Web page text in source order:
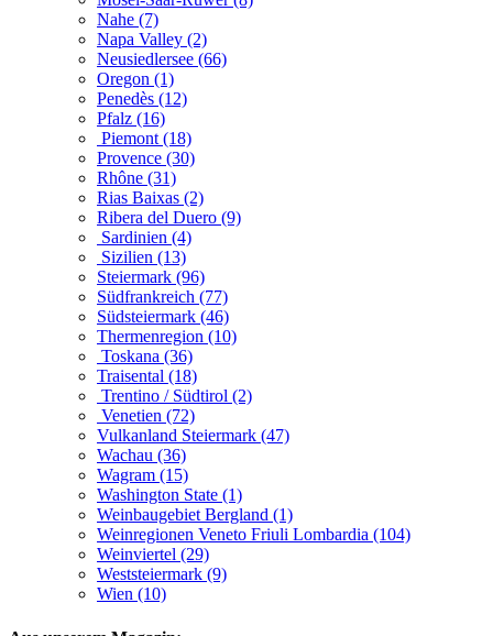
Nahe (7)
Napa Valley (2)
Neusiedlersee (66)
Oregon (1)
Penedès (12)
Pfalz (16)
Piemont (18)
Provence (30)
Rhône (31)
Rias Baixas (2)
Ribera del Duero (9)
Sardinien (4)
Sizilien (13)
Steiermark (96)
Südfrankreich (77)
Südsteiermark (46)
Thermenregion (10)
Toskana (36)
Traisental (18)
Trentino / Südtirol (2)
Venetien (72)
Vulkanland Steiermark (47)
Wachau (36)
Wagram (15)
Washington State (1)
Weinbaugebiet Bergland (1)
Weinregionen Veneto Friuli Lombardia (104)
Weinviertel (29)
Weststeiermark (9)
Wien (10)